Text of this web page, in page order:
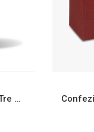
Confezione Da 1 Bottiglia Tre Gran Cuvée Spumante Extra Dry